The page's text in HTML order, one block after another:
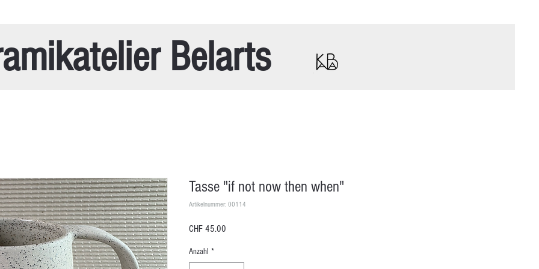
Belarts
Tasse "if not now then when"
Artikelnummer: 00114
CHF 45.00
Anzahl *